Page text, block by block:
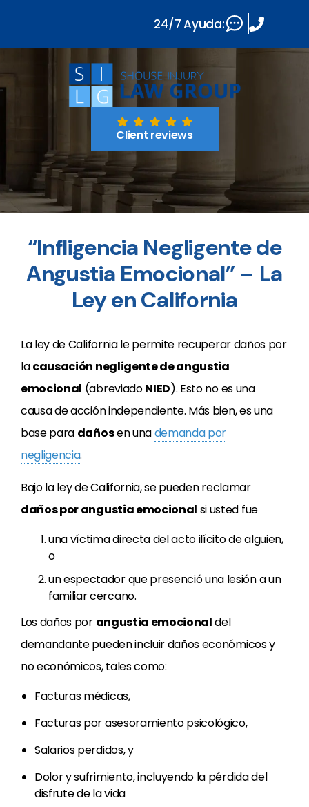
Client reviews
“Infligencia Negligente de
Angustia Emocional” – La
Ley en California
La ley de California le permite recuperar daños por
lacausación negligente de angustia
emocional (abreviadoNIED). Esto no es una
causa de acción independiente. Más bien, es una
base para dañosen unademanda por
negligencia.
Bajo la ley de California, se pueden reclamar
daños por angustia emocional si usted fue
una víctima directa del acto ilícito de alguien,
o
un espectador que presenció una lesión a un
familiar cercano.
Los daños por angustia emocionaldel
demandante pueden incluir daños económicos y
no económicos, tales como:
Facturas médicas,
Facturas por asesoramiento psicológico,
Salarios perdidos, y
Dolor y sufrimiento, incluyendo la pérdida del
disfrute de la vida
24/7 Ayuda: